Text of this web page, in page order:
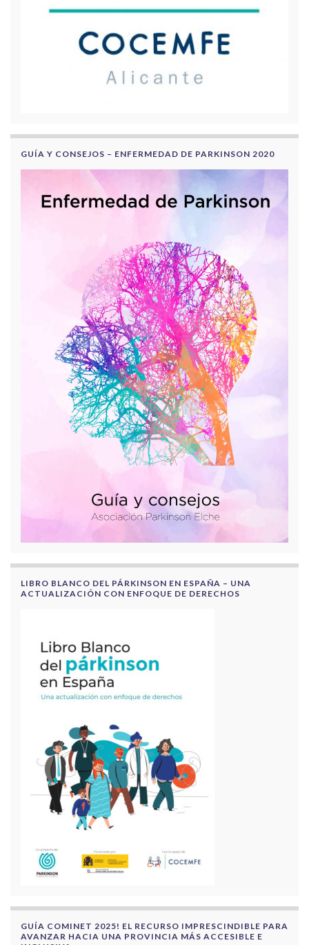
GUÍA Y CONSEJOS – ENFERMEDAD DE PARKINSON 2020
LIBRO BLANCO DEL PÁRKINSON EN ESPAÑA – UNA
ACTUALIZACIÓN CON ENFOQUE DE DERECHOS
GUÍA COMINET 2025! EL RECURSO IMPRESCINDIBLE PARA
AVANZAR HACIA UNA PROVINCIA MÁS ACCESIBLE E